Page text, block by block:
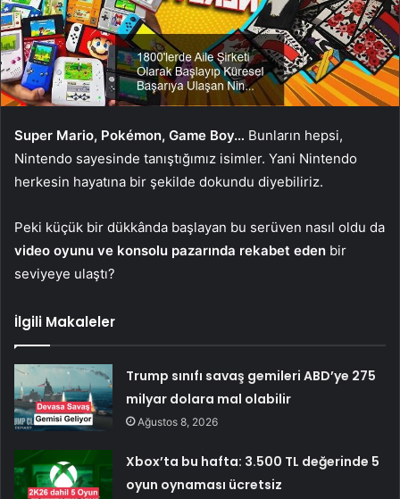
Super Mario, Pokémon, Game Boy… Bunların hepsi,
Nintendo sayesinde tanıştığımız isimler. Yani Nintendo
herkesin hayatına bir şekilde dokundu diyebiliriz.
Peki küçük bir dükkânda başlayan bu serüven nasıl oldu da
video oyunu ve konsolu pazarında rekabet eden bir
seviyeye ulaştı?
İlgili Makaleler
Trump sınıfı savaş gemileri ABD’ye 275
milyar dolara mal olabilir
Ağustos 8, 2026
Xbox’ta bu hafta: 3.500 TL değerinde 5
oyun oynaması ücretsiz